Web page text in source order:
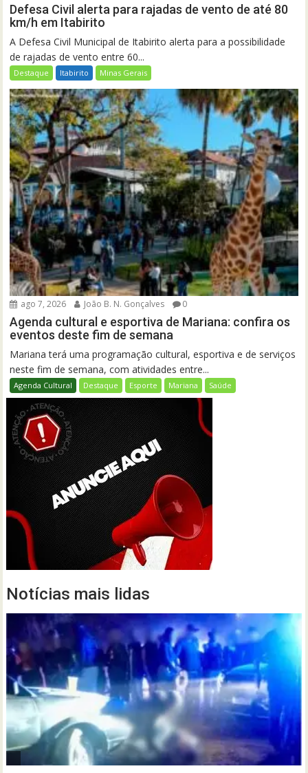
Defesa Civil alerta para rajadas de vento de até 80
km/h em Itabirito
A Defesa Civil Municipal de Itabirito alerta para a possibilidade
de rajadas de vento entre 60...
Destaque Itabirito Minas Gerais
ago 7, 2026 João B. N. Gonçalves 0
Agenda cultural e esportiva de Mariana: confira os
eventos deste fim de semana
Mariana terá uma programação cultural, esportiva e de serviços
neste fim de semana, com atividades entre...
Agenda Cultural Destaque Esporte Mariana Saúde
Notícias mais lidas